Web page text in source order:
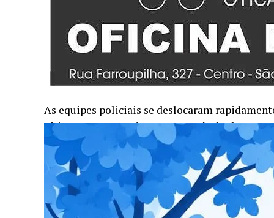
As equipes policiais se deslocaram
vítima, um Voyage branco, e o veículo dos
direção à cidade.
Os policiais iniciaram o acompanhamento do
abandonado em meio a uma plantação. O
conduzido até a Delegacia.